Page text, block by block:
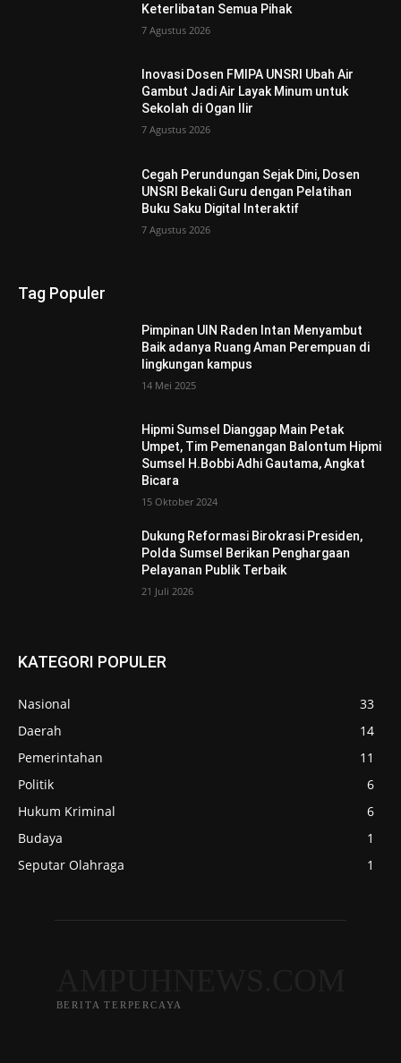
Keterlibatan Semua Pihak
7 Agustus 2026
Inovasi Dosen FMIPA UNSRI Ubah Air
Gambut Jadi Air Layak Minum untuk
Sekolah di Ogan Ilir
7 Agustus 2026
Cegah Perundungan Sejak Dini, Dosen
UNSRI Bekali Guru dengan Pelatihan
Buku Saku Digital Interaktif
7 Agustus 2026
Tag Populer
Pimpinan UIN Raden Intan Menyambut
Baik adanya Ruang Aman Perempuan di
lingkungan kampus
14 Mei 2025
Hipmi Sumsel Dianggap Main Petak
Umpet, Tim Pemenangan Balontum Hipmi
Sumsel H.Bobbi Adhi Gautama, Angkat
Bicara
15 Oktober 2024
Dukung Reformasi Birokrasi Presiden,
Polda Sumsel Berikan Penghargaan
Pelayanan Publik Terbaik
21 Juli 2026
KATEGORI POPULER
Nasional
33
Daerah
14
Pemerintahan
11
Politik
6
Hukum Kriminal
6
Budaya
1
Seputar Olahraga
1
BERITA TERPERCAYA